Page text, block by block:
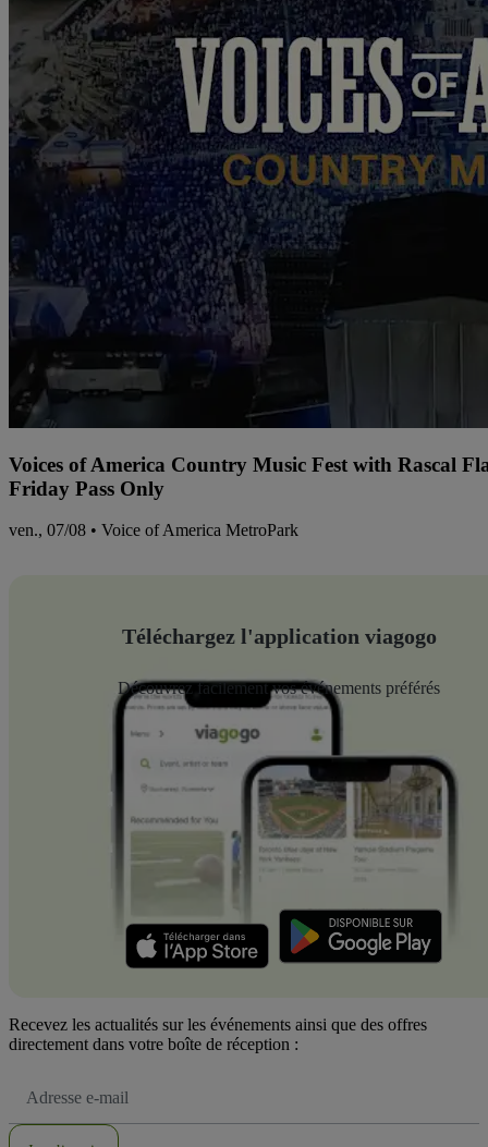
Voices of America Country Music Fest with Rascal
Friday Pass Only
ven., 07/08 • Voice of America MetroPark
Téléchargez l'application viagogo
Découvrez facilement vos événements préférés
Recevez les actualités sur les événements ainsi que des offres
directement dans votre boîte de réception :
e-